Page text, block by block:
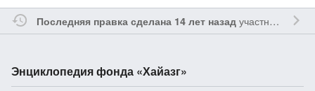
Последняя правка сделана 14 лет назадучастником
Энциклопедия фонда «Хайазг»